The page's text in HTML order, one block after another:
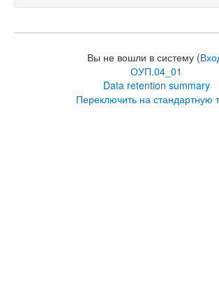
Вы не вошли в систему (
ОУП.04_01
Data retention summary
Переключить на стандартную